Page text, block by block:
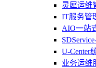
灵犀运维
IT服务管
AIO一站
U-Center
业务运维